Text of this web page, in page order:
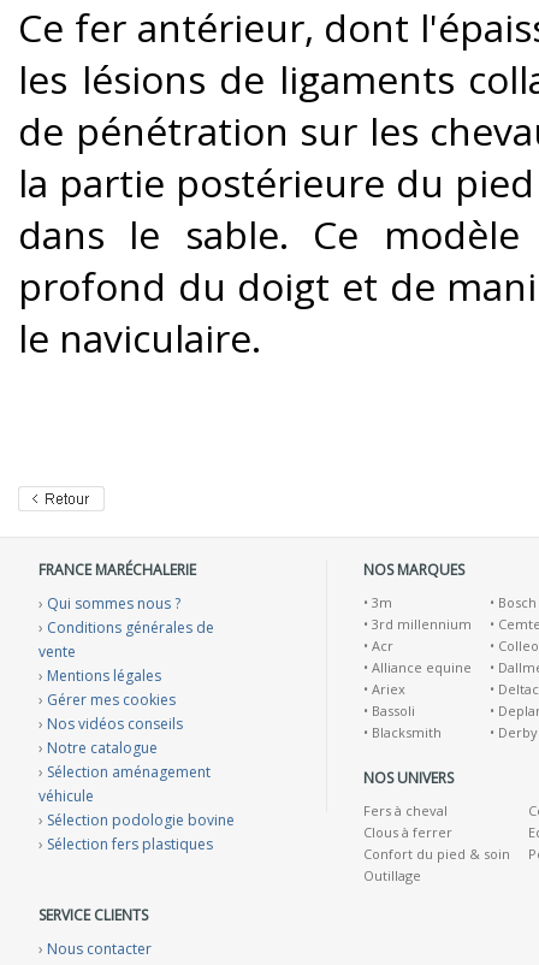
Ce fer antérieur, dont
les lésions de ligaments
de pénétration sur les
la partie postérieure du
dans le sable. Ce
profond du doigt et de
le naviculaire.
FRANCE MARÉCHALERIE
› Qui sommes nous ?
› Conditions générales de
vente
› Mentions légales
› Gérer mes cookies
› Nos vidéos conseils
› Notre catalogue
› Sélection aménagement
véhicule
› Sélection podologie bovine
› Sélection fers plastiques
SERVICE CLIENTS
› Nous contacter
NOS MARQUES
• 3m
• 3rd millennium
• Acr
• Alliance equine
• Ariex
• Bassoli
• Blacksmith
• Bosch
•
•
•
•
•
• Derby
NOS UNIVERS
Fers à cheval
Clous à ferrer
Confort du pied & soin
Outillage